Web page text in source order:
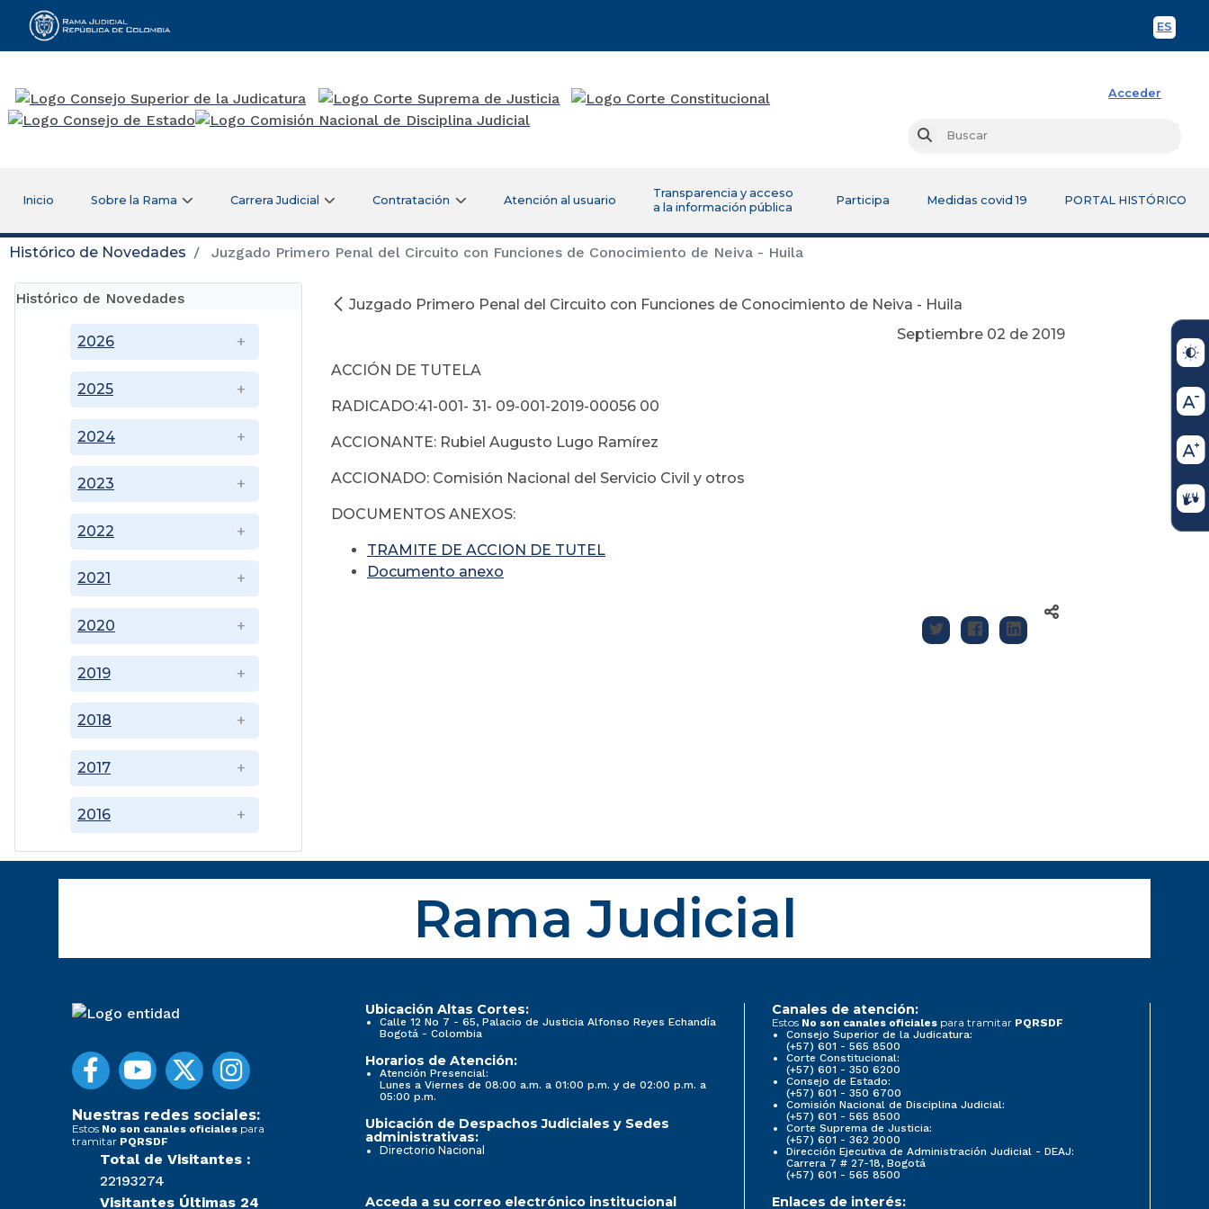
ES
Rama Judicial
Acceder
Buscar
Inicio Sobre la Rama Carrera Judicial Contratación Atención al usuario
Transparencia y acceso
a la información pública
Participa Medidas covid 19 PORTAL HISTÓRICO
Histórico de Novedades Juzgado Primero Penal del Circuito con Funciones de Conocimiento de Neiva - Huila
Histórico de Novedades
2016
2017
2018
2019
2020
2021
2022
2023
2024
2025
2026
Juzgado Primero Penal del Circuito con Funciones de Conocimiento de Neiva - Huila
Septiembre 02 de 2019
ACCIÓN DE TUTELA
RADICADO:41-001- 31- 09-001-2019-00056 00
ACCIONANTE: Rubiel Augusto Lugo Ramírez
ACCIONADO: Comisión Nacional del Servicio Civil y otros
DOCUMENTOS ANEXOS:
TRAMITE DE ACCION DE TUTEL
Documento anexo
Rama Judicial
Nuestras redes sociales:
Estos No son canales oficiales para
tramitar PQRSDF
Total de Visitantes :
22193274
Visitantes Últimas 24
Ubicación Altas Cortes:
Calle 12 No 7 - 65, Palacio de Justicia Alfonso Reyes Echandía
Bogotá - Colombia
Horarios de Atención:
Atención Presencial:
Lunes a Viernes de 08:00 a.m. a 01:00 p.m. y de 02:00 p.m. a
05:00 p.m.
Ubicación de Despachos Judiciales y Sedes
administrativas:
Directorio Nacional
Canales de atención:
Estos No son canales oficiales para tramitar PQRSDF
Consejo Superior de la Judicatura:
(+57) 601 - 565 8500
Corte Constitucional:
(+57) 601 - 350 6200
Consejo de Estado:
(+57) 601 - 350 6700
Comisión Nacional de Disciplina Judicial:
(+57) 601 - 565 8500
Corte Suprema de Justicia:
(+57) 601 - 362 2000
Dirección Ejecutiva de Administración Judicial - DEAJ:
Carrera 7 # 27-18, Bogotá
(+57) 601 - 565 8500
Acceda a su correo electrónico institucional Enlaces de interés: